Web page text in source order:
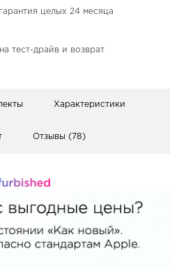
целых 24 месяца
на тест-драйв и возврат
Характеристики
Отзывы (78)